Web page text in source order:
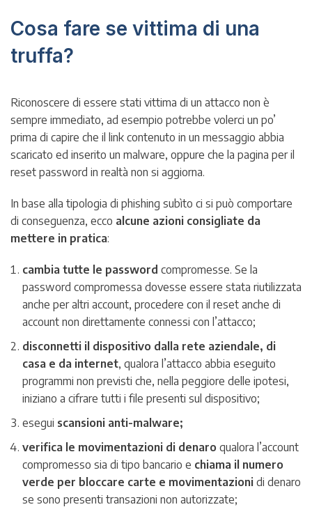
Cosa fare se vittima di una
truffa?
Riconoscere di essere stati vittima di un attacco non è
sempre immediato, ad esempio potrebbe volerci un po’
prima di capire che il link contenuto in un messaggio abbia
scaricato ed inserito un malware, oppure che la pagina per il
reset password in realtà non si aggiorna.
In base alla tipologia di phishing subìto ci si può comportare
di conseguenza, ecco alcune azioni consigliate da
mettere in pratica:
cambia tutte le password compromesse. Se la
password compromessa dovesse essere stata riutilizzata
anche per altri account, procedere con il reset anche di
account non direttamente connessi con l’attacco;
disconnetti il dispositivo dalla rete aziendale, di
casa e da internet, qualora l’attacco abbia eseguito
programmi non previsti che, nella peggiore delle ipotesi,
iniziano a cifrare tutti i file presenti sul dispositivo;
esegui scansioni anti-malware;
verifica le movimentazioni di denaro qualora l’account
compromesso sia di tipo bancario e chiama il numero
verde per bloccare carte e movimentazioni di denaro
se sono presenti transazioni non autorizzate;